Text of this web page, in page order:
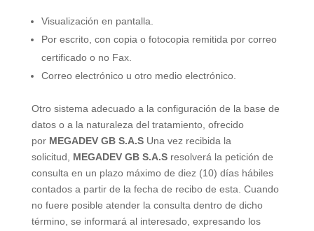
Visualización en pantalla.
Por escrito, con copia o fotocopia remitida por correo
certificado o no Fax.
Correo electrónico u otro medio electrónico.
Otro sistema adecuado a la configuración de la base de
datos o a la naturaleza del tratamiento, ofrecido
por MEGADEV GB S.A.SUna vez recibida la
solicitud, MEGADEV GB S.A.Sresolverá la petición de
consulta en un plazo máximo de diez (10) días hábiles
contados a partir de la fecha de recibo de esta. Cuando
no fuere posible atender la consulta dentro de dicho
término, se informará al interesado, expresando los